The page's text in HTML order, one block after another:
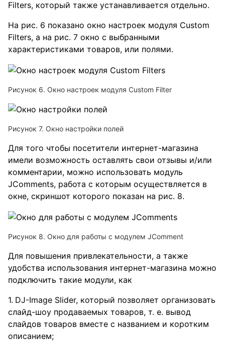
Filters, который также устанавливается отдельно.
На рис. 6 показано окно настроек модуля Custom
Filters, а на рис. 7 окно с выбранными
характеристиками товаров, или полями.
Рисунок 6. Окно настроек модуля Custom Filter
Рисунок 7. Окно настройки полей
Для того чтобы посетители интернет-магазина
имели возможность оставлять свои отзывы и/или
комментарии, можно использовать модуль
JComments, работа с которым осуществляется в
окне, скриншот которого показан на рис. 8.
Рисунок 8. Окно для работы с модулем JComment
Для повышения привлекательности, а также
удобства использования интернет-магазина можно
подключить такие модули, как
DJ-Image Slider, который позволяет организовать
слайд-шоу продаваемых товаров, т. е. вывод
слайдов товаров вместе с названием и коротким
описанием;